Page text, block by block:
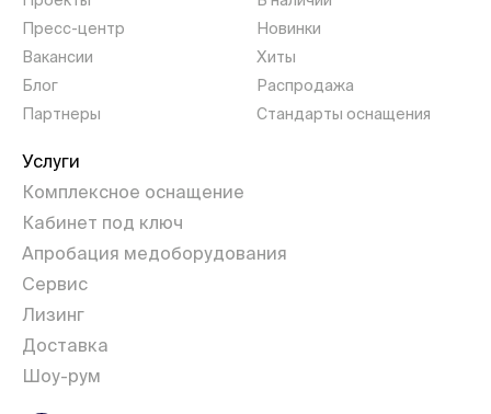
Пресс-центр
Вакансии
Блог
Партнеры
Новинки
Хиты
Распродажа
Стандарты оснащения
Услуги
Комплексное оснащение
Кабинет под ключ
Апробация медоборудования
Сервис
Лизинг
Доставка
Шоу-рум